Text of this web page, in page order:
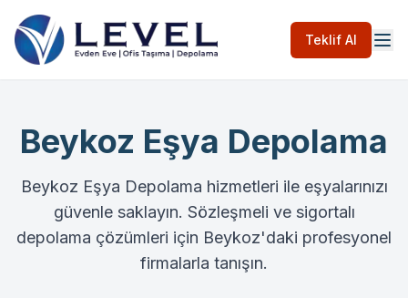
Teklif Al
Beykoz Eşya Depolama
Beykoz Eşya Depolama hizmetleri ile eşyalarınızı
güvenle saklayın. Sözleşmeli ve sigortalı
depolama çözümleri için Beykoz'daki profesyonel
firmalarla tanışın.